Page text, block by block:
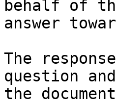
behalf of
answer
The
question
the